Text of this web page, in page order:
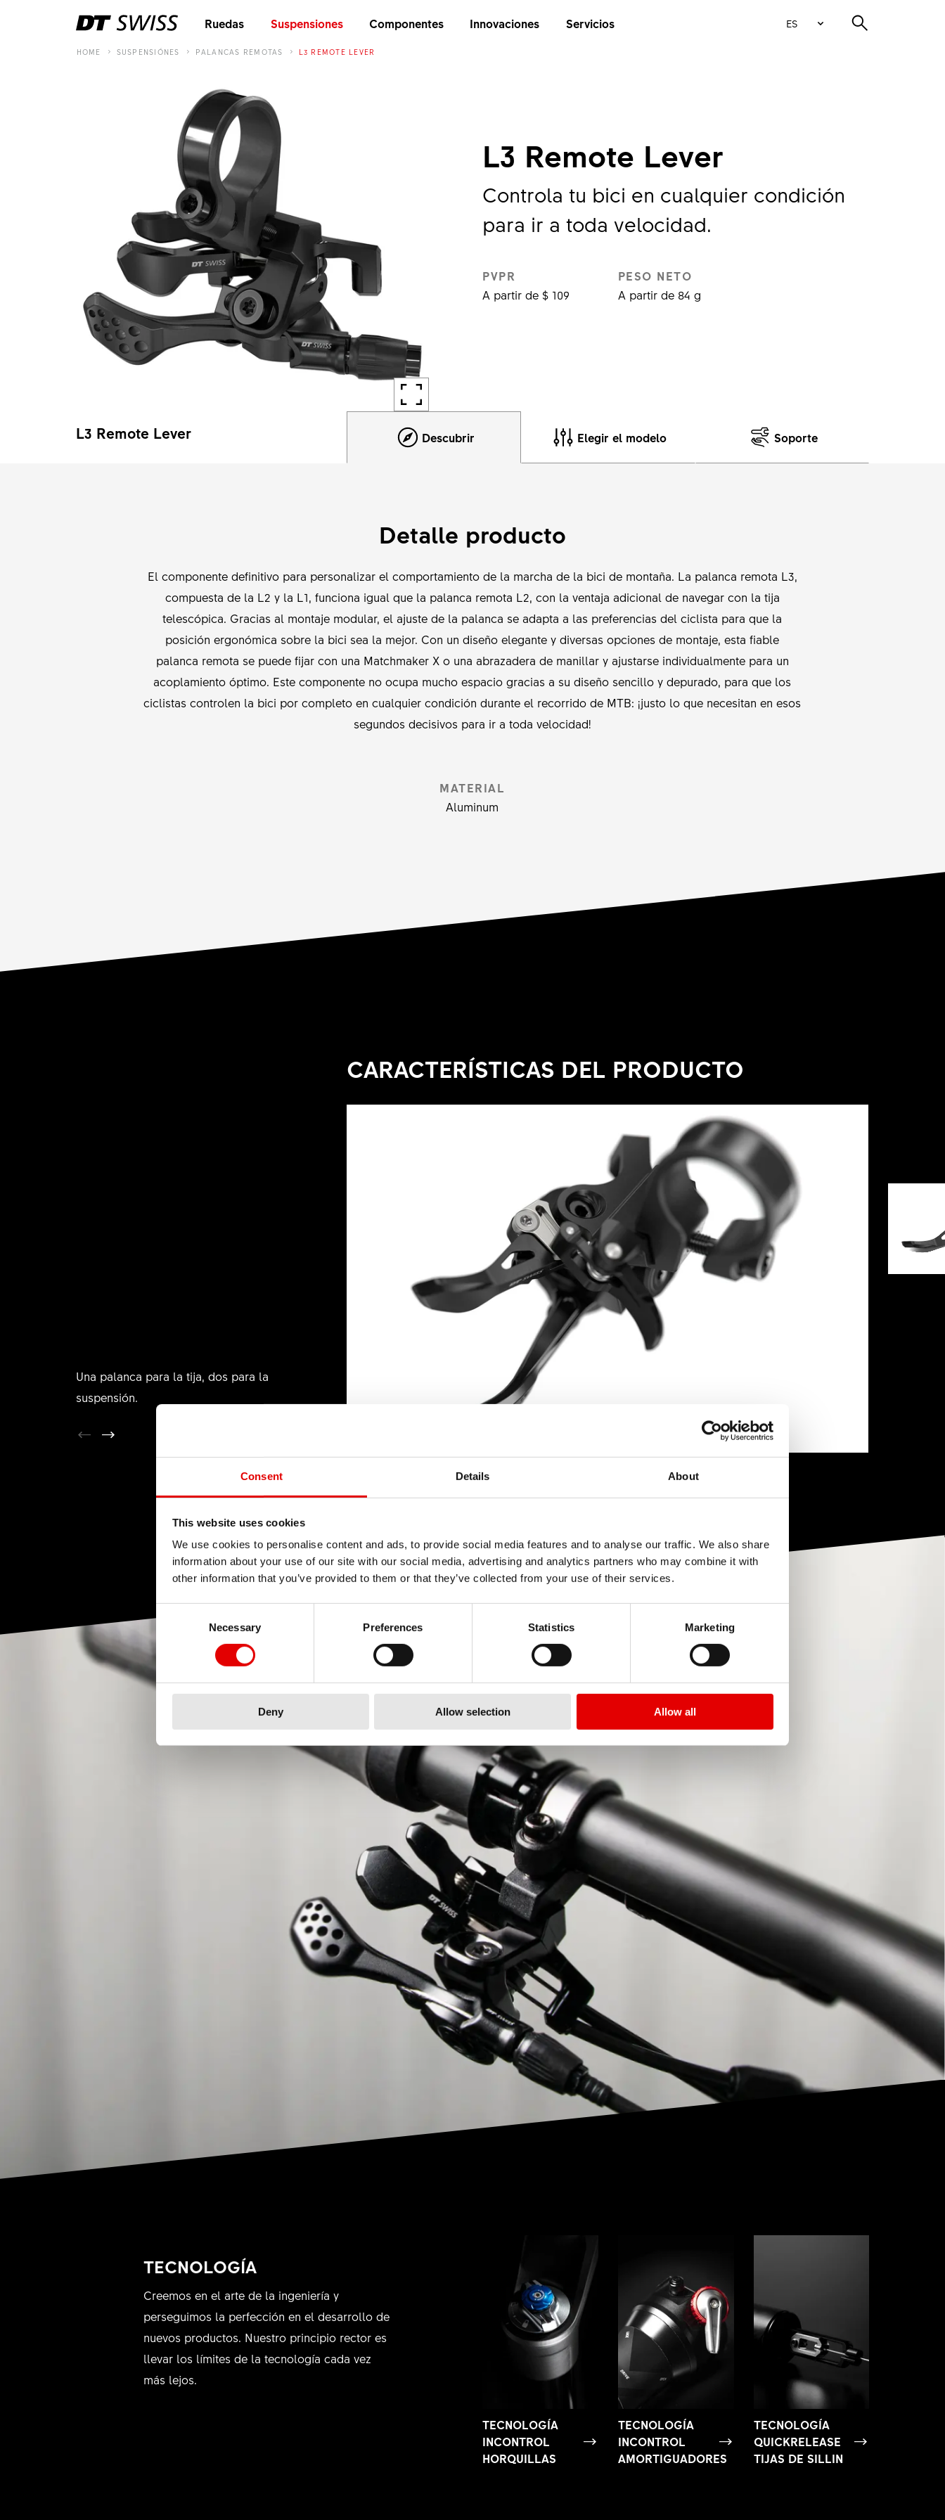
Consent Details About
This website uses cookies
We use cookies to personalise content and ads, to provide social media features and to analyse our traffic. We also share
information about your use of our site with our social media, advertising and analytics partners who may combine it with
other information that you’ve provided to them or that they’ve collected from your use of their services.
Necessary
Preferences Statistics Marketing
Deny Allow selection Allow all
Ruedas Suspensiones Componentes Innovaciones Servicios ES
HOME SUSPENSIÓNES PALANCAS REMOTAS L3 REMOTE LEVER
L3 Remote Lever
Controla tu bici en cualquier condición
para ir a toda velocidad.
PVPR
A partir de $ 109
PESO NETO
A partir de 84 g
L3 Remote Lever Descubrir Elegir el modelo Soporte
Detalle producto
El componente definitivo para personalizar el comportamiento de la marcha de la bici de montaña. La palanca remota L3,
compuesta de la L2 y la L1, funciona igual que la palanca remota L2, con la ventaja adicional de navegar con la tija
telescópica. Gracias al montaje modular, el ajuste de la palanca se adapta a las preferencias del ciclista para que la
posición ergonómica sobre la bici sea la mejor. Con un diseño elegante y diversas opciones de montaje, esta fiable
palanca remota se puede fijar con una Matchmaker X o una abrazadera de manillar y ajustarse individualmente para un
acoplamiento óptimo. Este componente no ocupa mucho espacio gracias a su diseño sencillo y depurado, para que los
ciclistas controlen la bici por completo en cualquier condición durante el recorrido de MTB: ¡justo lo que necesitan en esos
segundos decisivos para ir a toda velocidad!
MATERIAL
Aluminum
CARACTERÍSTICAS DEL PRODUCTO
Una palanca para la tija, dos para la
suspensión.
TECNOLOGÍA
Creemos en el arte de la ingeniería y
perseguimos la perfección en el desarrollo de
nuevos productos. Nuestro principio rector es
llevar los límites de la tecnología cada vez
más lejos.
TECNOLOGÍA
INCONTROL
HORQUILLAS
TECNOLOGÍA
INCONTROL
AMORTIGUADORES
TECNOLOGÍA
QUICKRELEASE
TIJAS DE SILLIN